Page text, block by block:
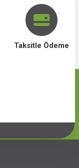
Taksitle Ödeme